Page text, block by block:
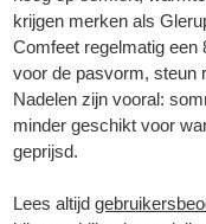
krijgen merken als
Comfeet regelmatig een
voor de pasvorm, steun
Nadelen zijn vooral:
minder geschikt voor
geprijsd.
Lees altijd